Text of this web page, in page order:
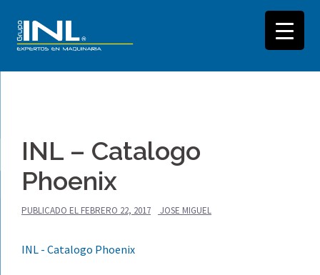
contenidoINL – Catalogo
Phoenix
PUBLICADO EL FEBRERO 22, 2017 JOSE MIGUEL
INL - Catalogo Phoenix